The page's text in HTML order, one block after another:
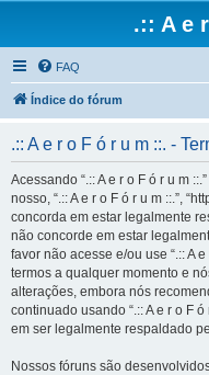
.:: A e
FAQ
Índice do fórum
.:: A e r o F ó r u m ::. -
Acessando “.:: A e r o F ó r u m
nosso, “.:: A e r o F ó r u m ::.”,
concorda em estar legalmente
não concorde em estar
favor não acesse e/ou use “.:: A
termos a qualquer momento e
alterações, embora nós
continuado usando “.:: A e r o F
em ser legalmente respaldado
Nossos fóruns são